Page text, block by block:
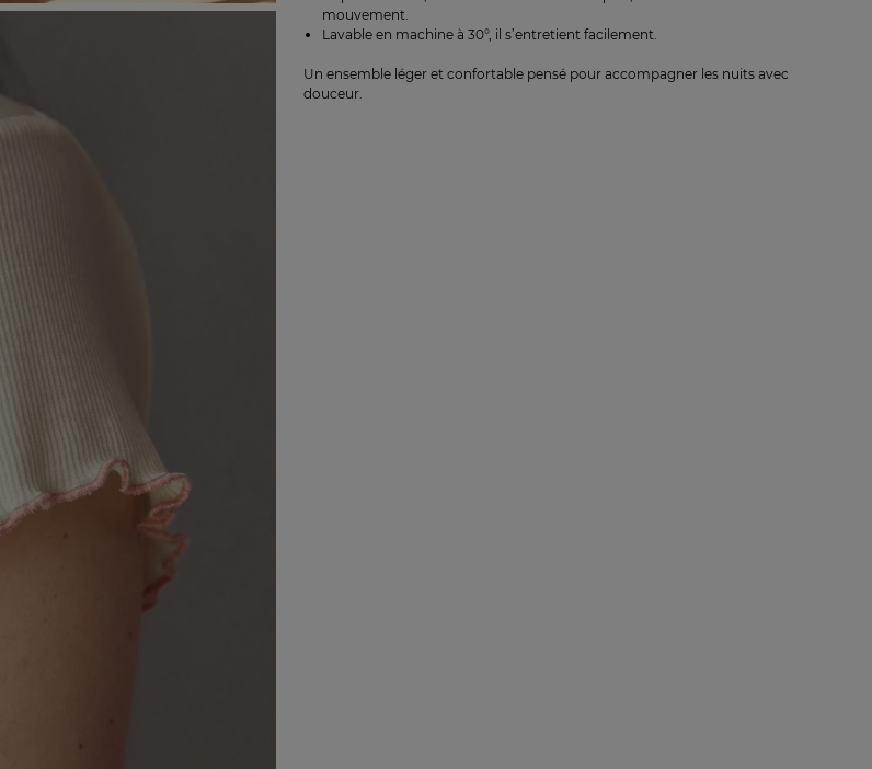
mouvement.
Lavable en machine à 30°, il s’entretient facilement.
Un ensemble léger et confortable pensé pour accompagner les nuits avec
douceur.